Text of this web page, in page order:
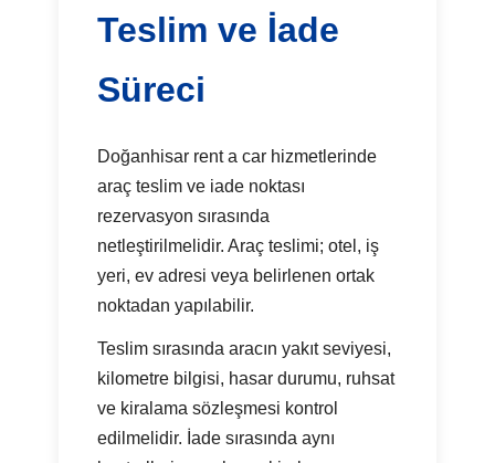
Teslim ve İade
Süreci
Doğanhisar rent a car hizmetlerinde
araç teslim ve iade noktası
rezervasyon sırasında
netleştirilmelidir. Araç teslimi; otel, iş
yeri, ev adresi veya belirlenen ortak
noktadan yapılabilir.
Teslim sırasında aracın yakıt seviyesi,
kilometre bilgisi, hasar durumu, ruhsat
ve kiralama sözleşmesi kontrol
edilmelidir. İade sırasında aynı